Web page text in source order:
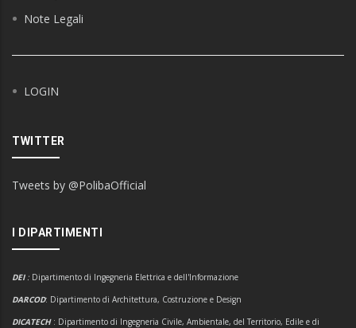
Note Legali
LOGIN
TWITTER
Tweets by @PolibaOfficial
I DIPARTIMENTI
DEI : Dipartimento di Ingegneria Elettrica e dell'Informazione
DARCOD: Dipartimento di Architettura, Costruzione e Design
DICATECH : Dipartimento di Ingegneria Civile, Ambientale, del Territorio, Edile e di